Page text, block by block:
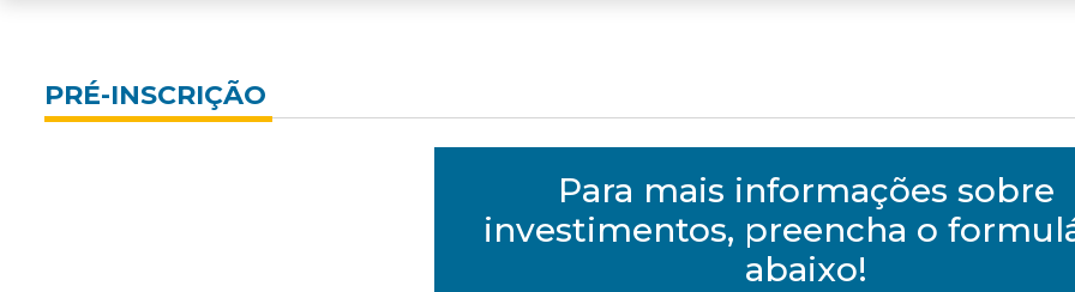
PRÉ-INSCRIÇÃO
Para mais informações sobre
investimentos, preencha o
abaixo!